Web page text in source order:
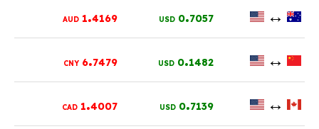
↔
0.7057
USD
1.4169
AUD
↔
0.1482
USD
6.7479
CNY
↔
0.7139
USD
1.4007
CAD